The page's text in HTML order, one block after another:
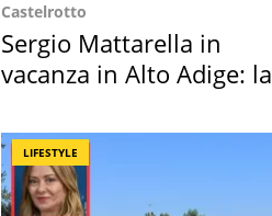
Castelrotto
Sergio Mattarella in
vacanza in Alto Adige: la
LIFESTYLE